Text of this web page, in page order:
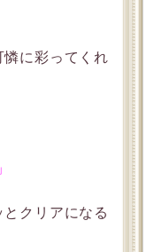
に彩ってくれ
クリアになる